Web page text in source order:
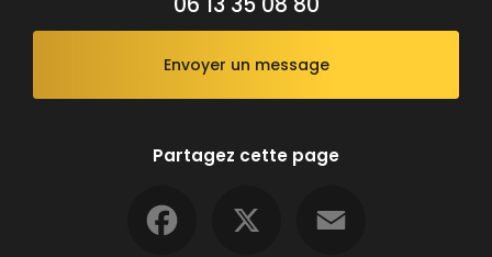
Envoyer un message
Partagez cette page